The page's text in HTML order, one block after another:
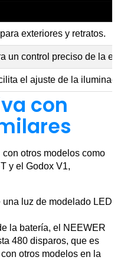
exteriores y retratos.
un control preciso de la
el ajuste de la
con
otros modelos como
y el Godox V1,
luz de modelado LED
la batería, el NEEWER
480 disparos, que es
otros modelos en la